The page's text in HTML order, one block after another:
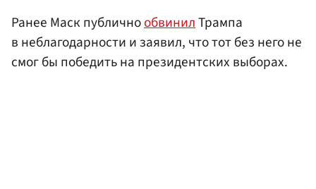
Ранее Маск публичнообвинилТрампа
в неблагодарности и заявил, что тот без него не
смог бы победить на президентских выборах.